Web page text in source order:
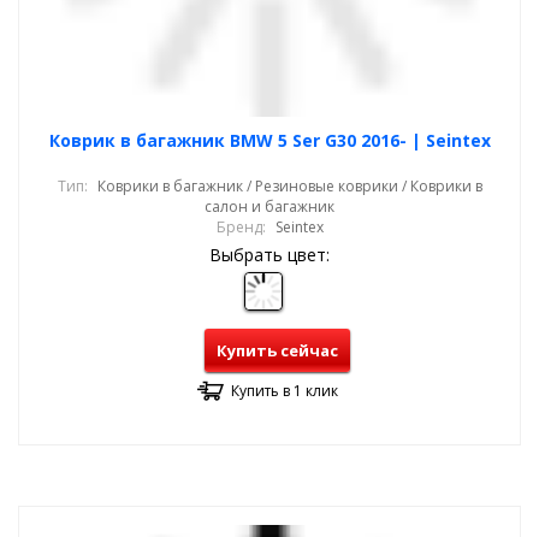
Коврик в багажник BMW 5 Ser G30 2016- | Seintex
Тип: Коврики в багажник / Резиновые коврики / Коврики в
салон и багажник
Бренд: Seintex
Выбрать цвет:
Купить сейчас
Купить в 1 клик